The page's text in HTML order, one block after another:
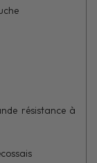
résistance à